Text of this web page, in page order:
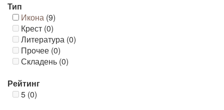
Тип
Икона (9)
Крест (0)
Литература (0)
Прочее (0)
Складень (0)
Рейтинг
5 (0)